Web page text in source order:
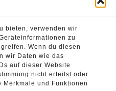
bieten, verwenden wir
zu
Wenn du diesen
wir Daten wie das
auf dieser Website
nicht erteilst oder
und Funktionen